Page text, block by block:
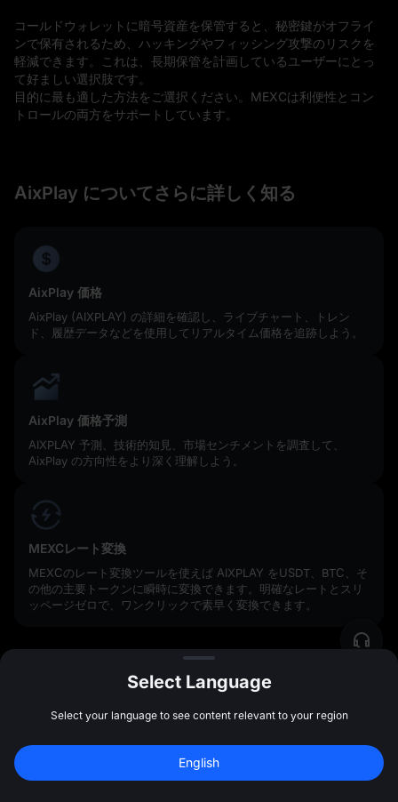
コールドウォレットに暗号資産を保管すると、秘密鍵がオフライ
ンで保有されるため、ハッキングやフィッシング攻撃のリスクを
軽減できます。これは、長期保管を計画しているユーザーにとっ
て好ましい選択肢です。
目的に最も適した方法をご選択ください。MEXCは利便性とコン
トロールの両方をサポートしています。
AixPlay についてさらに詳しく知る
AixPlay 価格
AixPlay (AIXPLAY) の詳細を確認し、ライブチャート、トレン
ド、履歴データなどを使用してリアルタイム価格を追跡しよう。
AixPlay 価格予測
AIXPLAY 予測、技術的知見、市場センチメントを調査して、
AixPlay の方向性をより深く理解しよう。
MEXCレート変換
MEXCのレート変換ツールを使えば AIXPLAY をUSDT、BTC、そ
の他の主要トークンに瞬時に変換できます。明確なレートとスリ
ッページゼロで、ワンクリックで素早く変換できます。
すべての方法において、MEXCの高度なセキュリティシステム、
リアルタイムの実行エンジン、24時間365日のカスタマーサービ
AIXPLAY トークンを購入した後、何ができま
新規登録して 10,000 USDT の先物ボーナス
Select Language
Select your language to see content relevant to your region
English